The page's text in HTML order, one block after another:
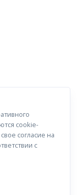
cookie-
согласие на
с